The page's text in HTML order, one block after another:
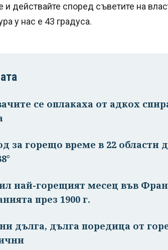
и действайте според съветите на
у нас е 43 градуса.
се оплакаха от адкох
за горещо време в 22 области
най-горещият месец във
през 1900 г.
дълга, дълга поредица от